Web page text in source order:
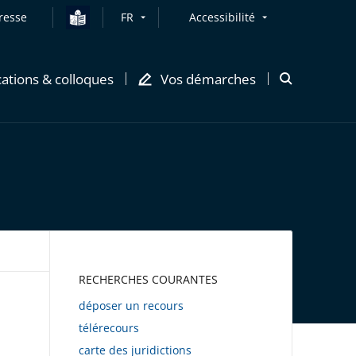
FR Accessibilité
& colloques Vos démarches
Ouvrir
RECHERCHES COURANTES
déposer un recours
télérecours
carte des juridictions